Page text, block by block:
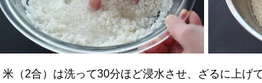
① 米（2合）は洗って30分ほど浸水させ、ざるに上げ